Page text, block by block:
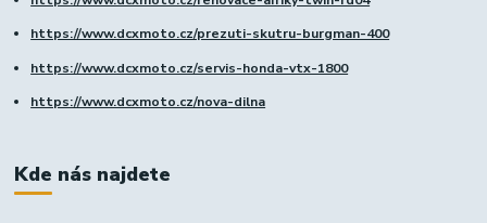
https://www.dcxmoto.cz/prezuti-skutru-burgman-400
https://www.dcxmoto.cz/servis-honda-vtx-1800
https://www.dcxmoto.cz/nova-dilna
Kde nás najdete